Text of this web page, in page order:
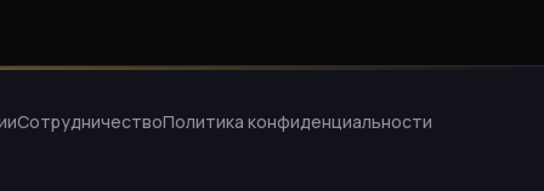
СотрудничествоПолитика конфиденциальности